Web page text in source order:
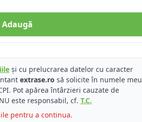
Adaugă
și cu prelucrarea datelor cu caracter
extrase.ro să solicite în numele meu
Pot apărea întârzieri cauzate de
este responsabil, cf. T.C.
pentru a continua.